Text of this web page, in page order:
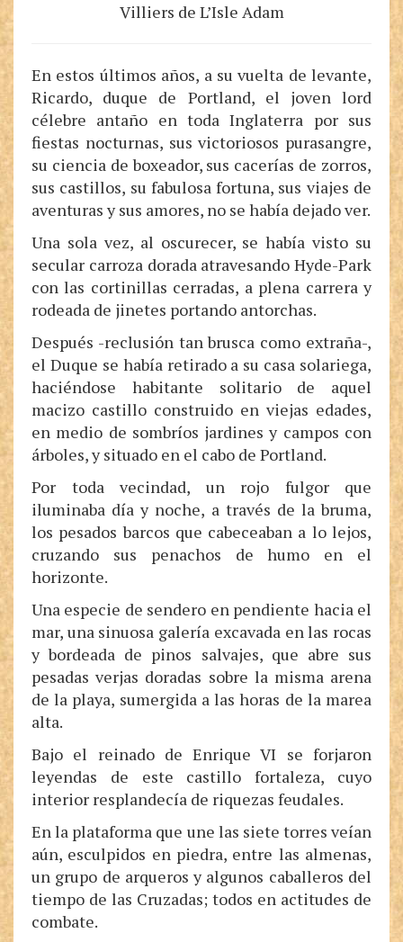
Villiers de L’Isle Adam
En estos últimos años, a su vuelta de levante,
Ricardo, duque de Portland, el joven lord
célebre antaño en toda Inglaterra por sus
fiestas nocturnas, sus victoriosos purasangre,
su ciencia de boxeador, sus cacerías de zorros,
sus castillos, su fabulosa fortuna, sus viajes de
aventuras y sus amores, no se había dejado ver.
Una sola vez, al oscurecer, se había visto su
secular carroza dorada atravesando Hyde-Park
con las cortinillas cerradas, a plena carrera y
rodeada de jinetes portando antorchas.
Después -reclusión tan brusca como extraña-,
el Duque se había retirado a su casa solariega,
haciéndose habitante solitario de aquel
macizo castillo construido en viejas edades,
en medio de sombríos jardines y campos con
árboles, y situado en el cabo de Portland.
Por toda vecindad, un rojo fulgor que
iluminaba día y noche, a través de la bruma,
los pesados barcos que cabeceaban a lo lejos,
cruzando sus penachos de humo en el
horizonte.
Una especie de sendero en pendiente hacia el
mar, una sinuosa galería excavada en las rocas
y bordeada de pinos salvajes, que abre sus
pesadas verjas doradas sobre la misma arena
de la playa, sumergida a las horas de la marea
alta.
Bajo el reinado de Enrique VI se forjaron
leyendas de este castillo fortaleza, cuyo
interior resplandecía de riquezas feudales.
En la plataforma que une las siete torres veían
aún, esculpidos en piedra, entre las almenas,
un grupo de arqueros y algunos caballeros del
tiempo de las Cruzadas; todos en actitudes de
combate.